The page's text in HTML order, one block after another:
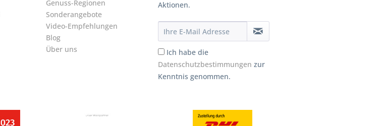
Genuss-Regionen
Sonderangebote
Video-Empfehlungen
Blog
Über uns
Aktionen.
Ich habe die
Datenschutzbestimmungen zur
Kenntnis genommen.